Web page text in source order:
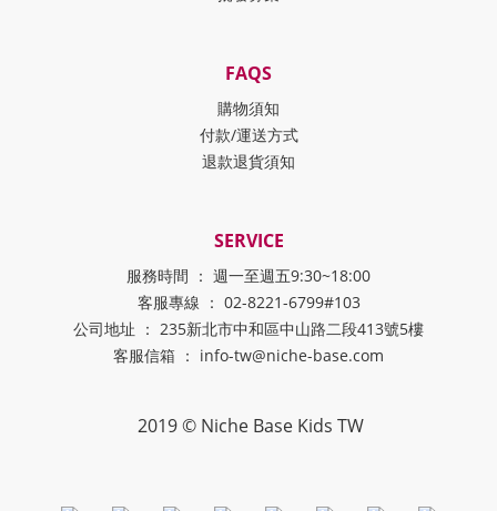
FAQS
購物須知
付款/運送方式
退款退貨須知
SERVICE
服務時間 ： 週一至週五9:30~18:00
客服專線 ： 02-8221-6799#103
公司地址 ： 235新北市中和區中山路二段413號5樓
客服信箱 ： info-tw@niche-base.com
2019 © Niche Base Kids TW